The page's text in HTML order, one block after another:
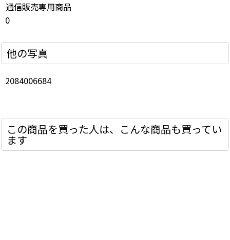
通信販売専用商品
0
他の写真
2084006684
この商品を買った人は、こんな商品も買ってい
ます